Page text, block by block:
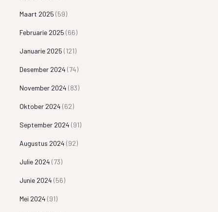
Maart 2025 (59)
Februarie 2025 (66)
Januarie 2025 (121)
Desember 2024 (74)
November 2024 (83)
Oktober 2024 (62)
September 2024 (91)
Augustus 2024 (92)
Julie 2024 (73)
Junie 2024 (56)
Mei 2024 (91)